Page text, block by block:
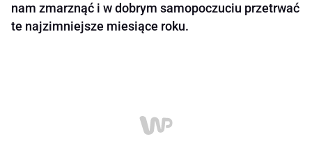
nam zmarznąć i w dobrym samopoczuciu przetrwać
te najzimniejsze miesiące roku.